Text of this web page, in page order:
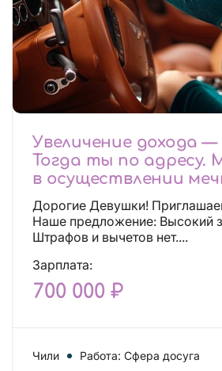
Увеличение дохода —
Тогда ты по адресу.
в
Дорогие Девушки! Приглашаем Вас на работу.
Наше предложение: Высокий заработок.
Штрафов и вычетов нет....
Зарплата:
700 000 ₽
Чили Работа: Сфера досуга